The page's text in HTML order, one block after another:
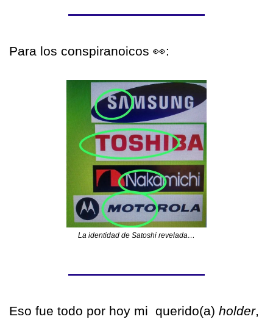
Para los conspiranoicos 👀:
La identidad de Satoshi revelada…
Eso fue todo por hoy mi  querido(a) holder,